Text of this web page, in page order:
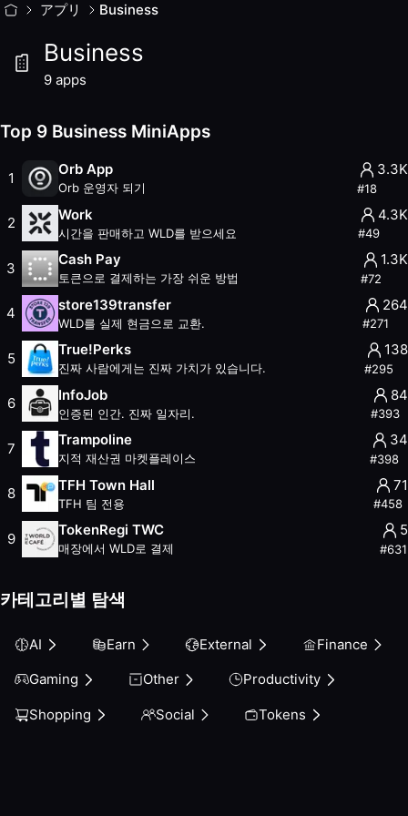
BusinessMiniApps
apps with9.4Kweekly active users. Updated
Top
Business
— Rank #49 — 4.3K weekly users
Cash Pay— Rank #72— 1.3K weekly users
store139transfer
—
True!Perks— Rank #295
— 16.4K
InfoJob— Rank #393
— 2.2K total
Trampoline— Rank #398— 34 weekly users
— 4.0K total
TFH Town Hall
— 1.4K
TokenRegi TWC — Rank #631— 5 weekly users
— 394
Other Categories
AI
Earn
External
Finance
Gaming
Other
Productivity
Shopping
Social
Tokens
アプリ Business
Business
9 apps
Top 9 Business MiniApps
1 Orb App
Orb 운영자 되기
3.3K
#18
2 Work
시간을 판매하고 WLD를 받으세요
4.3K
#49
3 Cash Pay
토큰으로 결제하는 가장 쉬운 방법
1.3K
#72
4 store139transfer
WLD를 실제 현금으로 교환.
264
#271
5 True!Perks
진짜 사람에게는 진짜 가치가 있습니다.
138
#295
6 InfoJob
인증된 인간. 진짜 일자리.
84
#393
7 Trampoline
지적 재산권 마켓플레이스
34
#398
8 TFH Town Hall
TFH 팀 전용
71
#458
9 TokenRegi TWC
매장에서 WLD로 결제
5
#631
카테고리별 탐색
AI Earn External Finance
Gaming Other Productivity
Shopping Social Tokens